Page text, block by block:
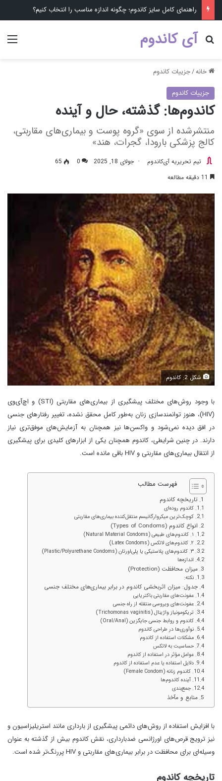
راهنمای کامل سایز کاندوم؛ چگونه اندازه مناسب را انتخاب کنیم؟
آی کاندوم
جستجو برای ...
خانه/جزییات کاندوم
جزییات کاندوم
کاندوم‌ها: گذشته، حال و آینده
منتشرشده از سوی «گروه پوست و بیماری‌های مقاربتی،
کالج پزشکی بارودا، گجرات، هند»
تیم تحریریه آی‌کاندوم جولای 18, 2025 0
65
شکل 2: کاندوم
با وجود روش‌های مختلف پیشگیری از بیماری‌های مقاربتی (STI) و اچ‌آی‌وی
(HIV)، هنوز توانمندسازی زنان به‌طور کامل محقق نشده، تغییر رفتارهای جنسی
در افق دیده نمی‌شود و واکسن‌ها نیز همچنان به آزمایش‌های موفق‌تری نیاز
دارند. در چنین شرایطی، کاندوم همچنان یکی از ابزارهای کلیدی برای پیشگیری
از انتقال بیماری‌های مقاربتی و HIV باقی مانده است.
فهرست مطالب
تاریخچه کاندوم
کاندوم روده‌ای
کوچک‌ترین میکروارگانیسم منتقل‌کننده بیماری‌های مقاربتی
انواع کاندوم (Types of Condoms)
۱. کاندوم‌های طبیعی (Natural Material Condoms)
۲. کاندوم‌های لاتکس (Latex Condoms)
۳. کاندوم‌های پلاستیکی یا پلی‌اورتان (Plastic/Polyurethane Condoms)
اندازه‌ها
میزان محافظت (Protection)
نکته:
جدول: میزان اثربخشی کاندوم در برابر بیماری‌های مختلف جنسی
عفونت‌های مقاربتی باکتریایی
عفونت‌های ویروسی منتقله از راه جنسی
تریکومونیاز واژینال (Trichomonas vaginitis)
کاندوم و روابط جنسی جایگزین (Oral/Anal)
نوآوری‌ها در طراحی کاندوم
مشکلات استفاده از کاندوم
حساسیت به لاتکس
عوامل مؤثر در استفاده از کاندوم
دلایل استفاده یا عدم استفاده از کاندوم
کاندوم زنانه (Female Condom)
آینده کاندوم‌ها
جمع‌بندی
منابع و مآخذ
با افزایش استفاده از روش‌های دائمی پیشگیری از بارداری مانند استریلیزاسیون و
نیز ترویج قرص‌های اورژانسی ضدبارداری، نقش کاندوم بیش از گذشته به عنوان
وسیله‌ای برای محافظت در برابر بیماری‌های مقاربتی و HIV پررنگ‌تر شده است.
تاریخچه کاندوم